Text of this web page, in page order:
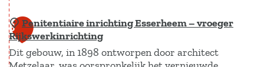
e
n
h
u
l
u
s
e
c
t
r
H
o
u
5 Penitentiaire inrichting Esserheem – vroeger
Rijkswerkinrichting
Dit gebouw, in 1898 ontworpen door architect